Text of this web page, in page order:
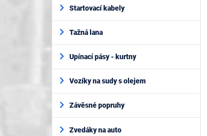
Startovací kabely
Tažná lana
Upínací pásy - kurtny
Vozíky na sudy s olejem
Závěsné popruhy
Zvedáky na auto